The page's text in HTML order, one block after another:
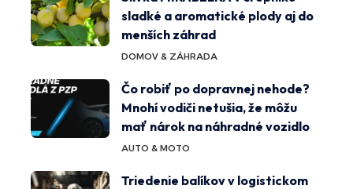
sladké a aromatické plody aj do
menších záhrad
DOMOV & ZÁHRADA
Čo robiť po dopravnej nehode?
Mnohí vodiči netušia, že môžu
mať nárok na náhradné vozidlo
AUTO & MOTO
Triedenie balíkov v logistickom